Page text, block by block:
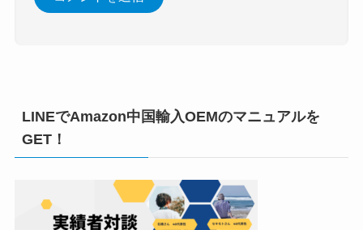
LINEでAmazon中国輸入OEMのマニュアルを
GET！